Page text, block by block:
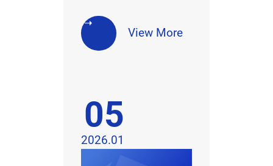
View More
05
2026.01